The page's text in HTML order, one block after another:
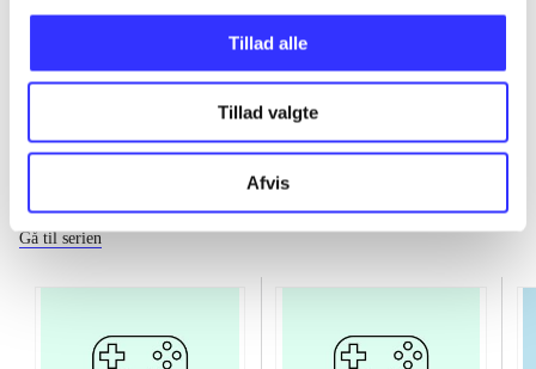
Tillad alle
Tillad valgte
Afvis
...
Gå til serien